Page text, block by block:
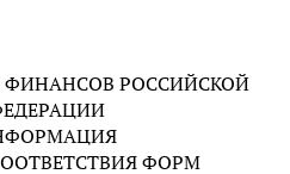
РОССИЙСКОЙ
ФОРМ